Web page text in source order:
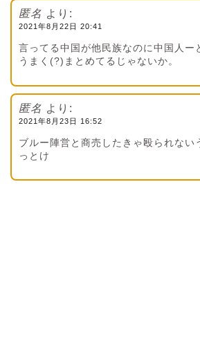
匿名 より:
2021年8月22日 20:41
言ってる中国が他民族なのに中国人ー
うまく(?)まとめてるじゃないか。
匿名 より:
2021年8月23日 16:52
ブルー陣営と商売したきゃ殴られない
っとけ